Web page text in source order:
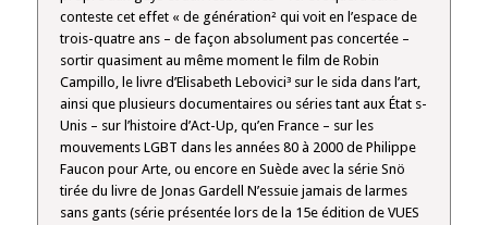
conteste cet effet « de génération² qui voit en l’espace de
trois-quatre ans – de façon absolument pas concertée –
sortir quasiment au même moment le film de Robin
Campillo, le livre d’Elisabeth Lebovici³ sur le sida dans l’art,
ainsi que plusieurs documentaires ou séries tant aux État s-
Unis – sur l’histoire d’Act-Up, qu’en France – sur les
mouvements LGBT dans les années 80 à 2000 de Philippe
Faucon pour Arte, ou encore en Suède avec la série Snö
tirée du livre de Jonas Gardell N’essuie jamais de larmes
sans gants (série présentée lors de la 15e édition de VUES